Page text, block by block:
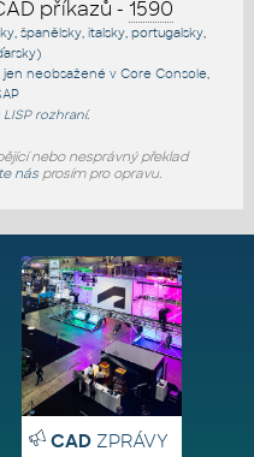
příkazů - 1590
španělsky, italsky, portugalsky,
jen neobsažené v Core Console
LISP rozhraní.
nebo nesprávný překlad
násprosím pro opravu.
CADZPRÁVY